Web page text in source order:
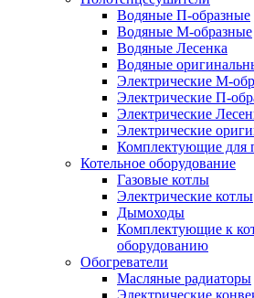
Водяные П-образные
Водяные М-образные
Водяные Лесенка
Водяные
Электрические М-
Электрические П-
Электрические
Электрические
Комплектующие для
Котельное оборудование
Газовые котлы
Электрические котлы
Дымоходы
Комплектующие к
оборудованию
Обогреватели
Масляные радиаторы
Электрические